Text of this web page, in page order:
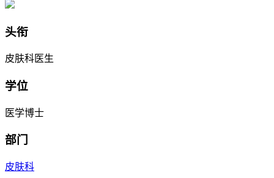
头衔
皮肤科医生
学位
医学博士
部门
皮肤科